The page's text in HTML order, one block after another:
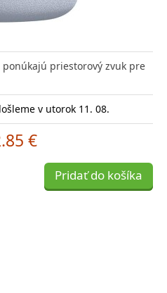
priestorový zvuk pre
v utorok 11. 08.
€
Pridať do košíka